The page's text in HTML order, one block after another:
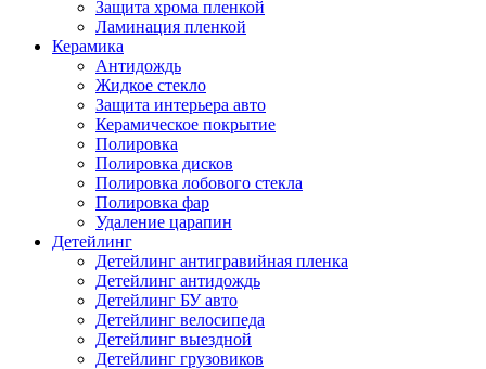
Защита хрома пленкой
Ламинация пленкой
Керамика
Антидождь
Жидкое стекло
Защита интерьера авто
Керамическое покрытие
Полировка
Полировка дисков
Полировка лобового стекла
Полировка фар
Удаление царапин
Детейлинг
Детейлинг антигравийная пленка
Детейлинг антидождь
Детейлинг БУ авто
Детейлинг велосипеда
Детейлинг выездной
Детейлинг грузовиков